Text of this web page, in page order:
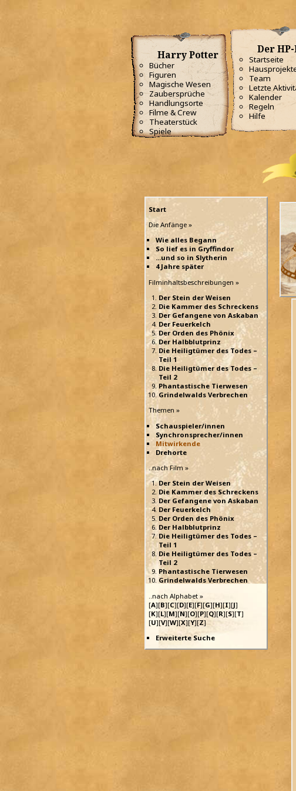
Harry Potter
Bücher
Figuren
Magische Wesen
Zaubersprüche
Handlungsorte
Filme & Crew
Theaterstück
Spiele
Der HP-
Startseite
Team
Letzte
Kalender
Regeln
Hilfe
Start
Die Anfänge »
Wie alles Begann
So lief es in Gryffindor
...und so in Slytherin
4 Jahre später
Filminhaltsbeschreibungen »
Der Stein der Weisen
Die Kammer des Schreckens
Der Gefangene von Askaban
Der Feuerkelch
Der Orden des Phönix
Der Halbblutprinz
Die Heiligtümer des Todes –
Teil 1
Die Heiligtümer des Todes –
Teil 2
Phantastische Tierwesen
Grindelwalds Verbrechen
Themen »
Schauspieler/innen
Synchronsprecher/innen
Mitwirkende
Drehorte
..nach Film »
Der Stein der Weisen
Die Kammer des Schreckens
Der Gefangene von Askaban
Der Feuerkelch
Der Orden des Phönix
Der Halbblutprinz
Die Heiligtümer des Todes –
Teil 1
Die Heiligtümer des Todes –
Teil 2
Phantastische Tierwesen
Grindelwalds Verbrechen
..nach Alphabet »
[A][B][C][D][E][F][G][H][I][J]
[K][L][M][N][O][P][Q][R][S][T]
[U][V][W][X][Y][Z]
Erweiterte Suche